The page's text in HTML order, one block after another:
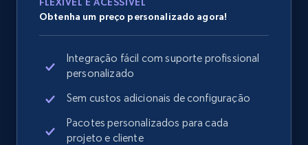
Home Depot US - Gather data on products
using specified keywords
URL, Domain, Country code, Model number,
Sku, Product id, Product name, Manufacturer,
and more.
2.1K+ 355+ Comece agora
Obtenha um preço personalizado agora!
Integração fácil com suporte profissional
personalizado
Sem custos adicionais de configuração
Pacotes personalizados para cada
projeto e cliente